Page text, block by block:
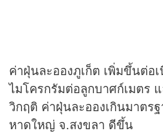
ค่าฝุ่นละอองภูเก็ต เพิ่มขึ้นต่อ
ไมโครกรัมต่อลูกบาศก์เมตร
วิกฤติ ค่าฝุ่นละอองเกินมาตร
หาดใหญ่ จ.สงขลา ดีขึ้น